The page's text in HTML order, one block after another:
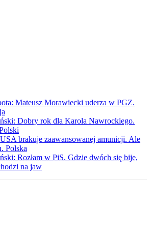
Mateusz Morawiecki uderza w PGZ.
Dobry rok dla Karola Nawrockiego.
brakuje zaawansowanej amunicji. Ale
Polska
Rozłam w PiS. Gdzie dwóch się bije,
na jaw